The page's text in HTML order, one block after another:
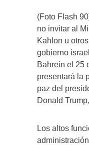
(Foto Flash
no invitar al
Kahlon u
gobierno
Bahrein el 25
presentará la
paz del
Donald
Los altos